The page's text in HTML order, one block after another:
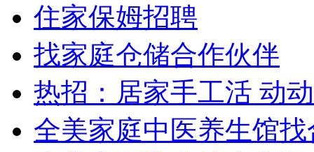
住家保姆招聘
找家庭仓储合作伙伴
热招：居家手工活 动
全美家庭中医养生馆